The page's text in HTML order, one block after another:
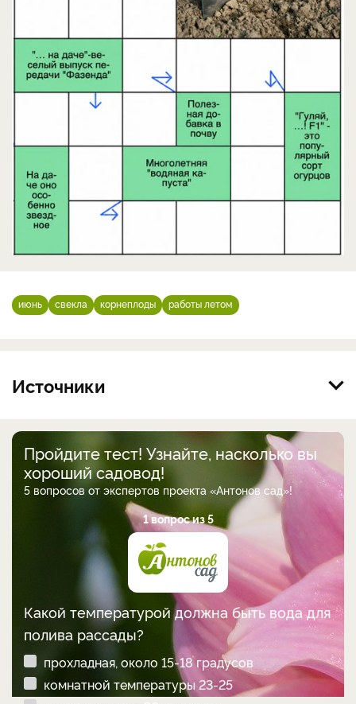
июнь свекла корнеплоды работы летом
Источники
Пройдите тест! Узнайте, насколько вы
хороший садовод!
5 вопросов от экспертов проекта «Антонов сад»!
1 вопрос из 5
Какой температурой должна быть вода для
полива рассады?
прохладная, около 15-18 градусов
комнатной температуры 23-25